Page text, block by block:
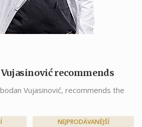
recommends
Vujasinović, recommends the
NEJPRODÁVANĚJŠÍ